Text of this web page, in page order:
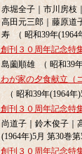
赤堀全子｜市川房枝
高田元三郎｜藤原道
寿 （ 昭和39年(1964
創刊３０周年記念特
島薗順雄 （ 昭和39年
わが家の夕食献立（
（ 昭和39年(1964年
創刊３０周年記念特
尚道子｜鈴木俊子｜
(1964年)5月 第30巻第
創刊３０周年記念特